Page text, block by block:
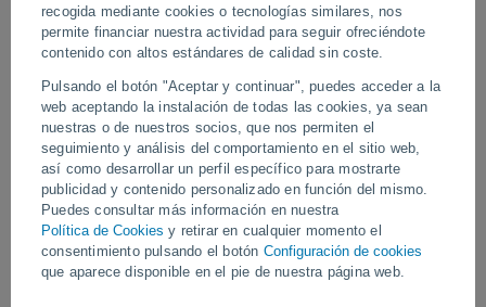
recogida mediante cookies o tecnologías similares, nos
permite financiar nuestra actividad para seguir ofreciéndote
contenido con altos estándares de calidad sin coste.
Pulsando el botón "Aceptar y continuar", puedes acceder a la
web aceptando la instalación de todas las cookies, ya sean
nuestras o de nuestros socios, que nos permiten el
seguimiento y análisis del comportamiento en el sitio web,
así como desarrollar un perfil específico para mostrarte
publicidad y contenido personalizado en función del mismo.
Puedes consultar más información en nuestra
Política de Cookies y retirar en cualquier momento el
consentimiento pulsando el botón Configuración de cookies
que aparece disponible en el pie de nuestra página web.
Calles convertidas en ríos en Bauru,
Brasil
Las autoridades locales activaron protocolos de emergencia y
recomendaron a la población evitar desplazamientos ante la gran
cantidad de agua en la vía pública, donde decenas de coches
fueron arrastrados.
Vídeos